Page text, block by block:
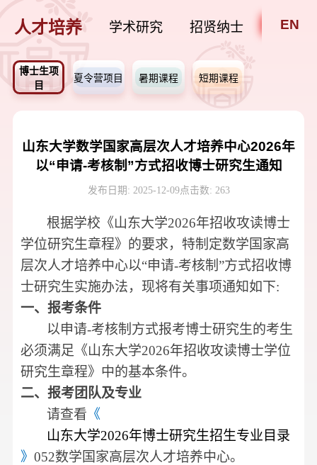
人才培养 学术研究 招贤纳士 内部公
EN
博士生项
目
夏令营项目 暑期课程 短期课程
山东大学数学国家高层次人才培养中心2026年
以“申请-考核制”方式招收博士研究生通知
发布日期: 2025-12-09点击数: 263
根据学校《山东大学2026年招收攻读博士
学位研究生章程》的要求，特制定数学国家高
层次人才培养中心以“申请-考核制”方式招收博
士研究生实施办法，现将有关事项通知如下:
一、报考条件
以申请-考核制方式报考博士研究生的考生
必须满足《山东大学2026年招收攻读博士学位
研究生章程》中的基本条件。
二、报考团队及专业
请查看 《
山东大学2026年博士研究生招生专业目录
》052数学国家高层次人才培养中心。